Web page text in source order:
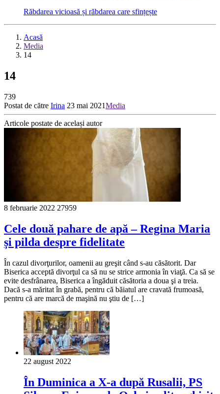
Răbdarea vicioasă și răbdarea care sfințește
Acasă
Media
14
14
739
Postat de către Irina 23 mai 2021Media
Articole postate de același autor
8 februarie 2022 27959
Cele două pahare de apă ‒ Regina Maria
și pilda despre fidelitate
În cazul divorţurilor, oamenii au greşit când s-au căsătorit. Dar
Biserica acceptă divorţul ca să nu se strice armonia în viaţă. Ca să se
evite desfrânarea, Biserica a îngăduit căsătoria a doua şi a treia.
Dacă s-a măritat în grabă, pentru că băiatul are cravată frumoasă,
pentru că are marcă de maşină nu ştiu de […]
22 august 2022
În Duminica a X-a după Rusalii, PS